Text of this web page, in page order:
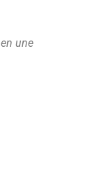
une